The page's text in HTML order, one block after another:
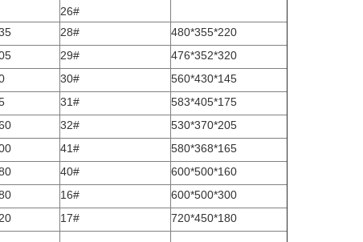
26#
28#
480*355*220
29#
476*352*320
30#
560*430*145
31#
583*405*175
32#
530*370*205
41#
580*368*165
40#
600*500*160
16#
600*500*300
17# 720*450*180